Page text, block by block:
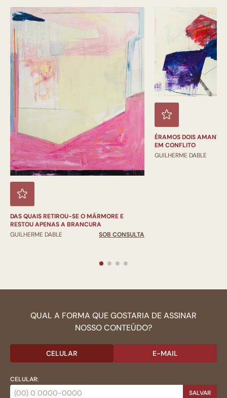
DAS QUAIS RETIROU-SE O MÁRMORE E
RESTOU APENAS A BRANCURA
GUILHERME DABLE
SOB CONSULTA
ÉRAMOS DOIS
EM CONFLITO
GUILHERME DABLE
QUAL A FORMA QUE GOSTARIA DE ASSINAR
NOSSO CONTEÚDO?
CELULAR E-MAIL
CELULAR:
SALVAR